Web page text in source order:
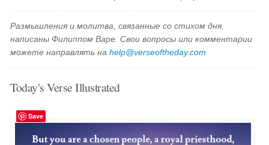
Размышления и молитва, связанные со стихом дня,
написаны Филиппом Варе. Свои вопросы или комментарии
можете направлять наhelp@verseoftheday.com
Today's Verse Illustrated
Save